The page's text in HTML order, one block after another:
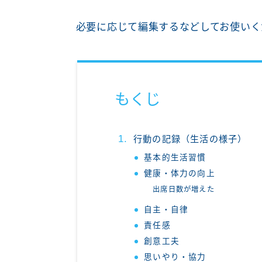
必要に応じて編集するなどしてお使いく
もくじ
行動の記録（生活の様子）
基本的生活習慣
健康・体力の向上
出席日数が増えた
自主・自律
責任感
創意工夫
思いやり・協力